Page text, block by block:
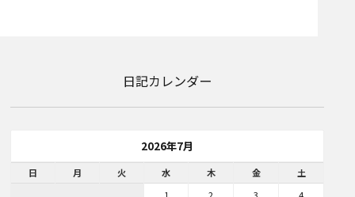
日記カレンダー
2026年7月
日 月 火 水 木 金
土